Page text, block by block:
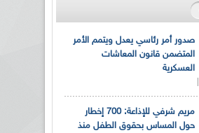
صدور أمر رئاسي يعدل ويتمم الأمر
المتضمن قانون المعاشات
العسكرية
مريم شرفي للإذاعة: 700 إخطار
حول المساس بحقوق الطفل منذ